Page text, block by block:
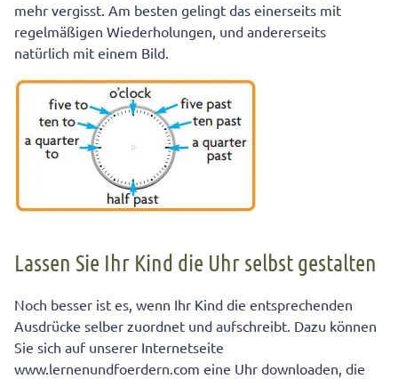
Jetzt steigern Sie den Schwierigkeitsgrad langsam
Mein Tipp! Mit diesem Trick lernt es jedes Kind …
mehr vergisst. Am besten gelingt das einerseits mit
regelmäßigen Wiederholungen, und andererseits
natürlich mit einem Bild.
Lassen Sie Ihr Kind die Uhr selbst gestalten
Noch besser ist es, wenn Ihr Kind die entsprechenden
Ausdrücke selber zuordnet und aufschreibt. Dazu können
Sie sich auf unserer Internetseite
www.lernenundfoerdern.com eine Uhr downloaden, die